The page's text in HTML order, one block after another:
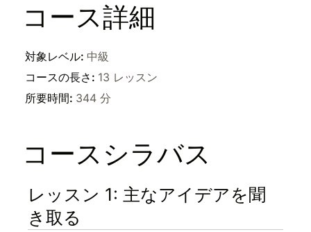
コース詳細
対象レベル: 中級
コースの長さ : 13 レッスン
所要時間: 344 分
コースシラバス
レッスン 1: 主なアイデアを聞
き取る